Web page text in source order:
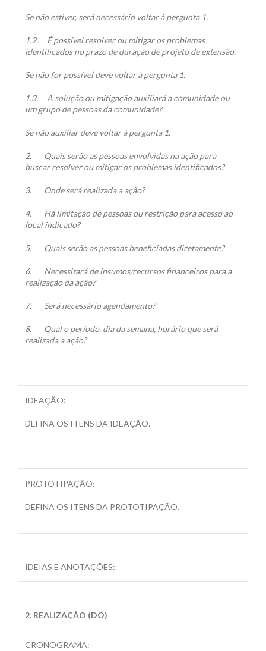
Se não estiver, será necessário voltar à pergunta 1.
1.2. É possível resolver ou mitigar os problemas
identificados no prazo de duração de projeto de extensão.
Se não for possível deve voltar à pergunta 1.
1.3. A solução ou mitigação auxiliará a comunidade ou
um grupo de pessoas da comunidade?
Se não auxiliar deve voltar à pergunta 1.
2. Quais serão as pessoas envolvidas na ação para
buscar resolver ou mitigar os problemas identificados?
3. Onde será realizada a ação?
4. Há limitação de pessoas ou restrição para acesso ao
local indicado?
5. Quais serão as pessoas beneficiadas diretamente?
6. Necessitará de insumos/recursos financeiros para a
realização da ação?
7. Será necessário agendamento?
8. Qual o período, dia da semana, horário que será
realizada a ação?
IDEAÇÃO:
DEFINA OS ITENS DA IDEAÇÃO.
PROTOTIPAÇÃO:
DEFINA OS ITENS DA PROTOTIPAÇÃO.
IDEIAS E ANOTAÇÕES:
2. REALIZAÇÃO (DO)
CRONOGRAMA: